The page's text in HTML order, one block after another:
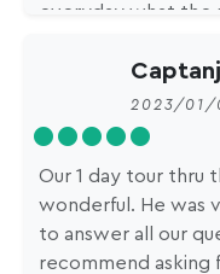
everyday what the
2023/01/
Our 1 day tour thru
wonderful. He was
to answer all our
recommend asking